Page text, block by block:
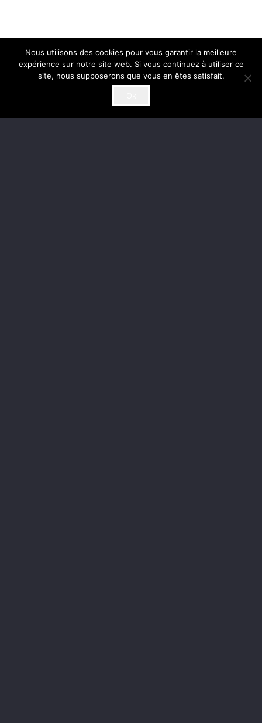
Nous utilisons des cookies pour vous garantir la meilleure
expérience sur notre site web. Si vous continuez à utiliser ce
site, nous supposerons que vous en êtes satisfait.